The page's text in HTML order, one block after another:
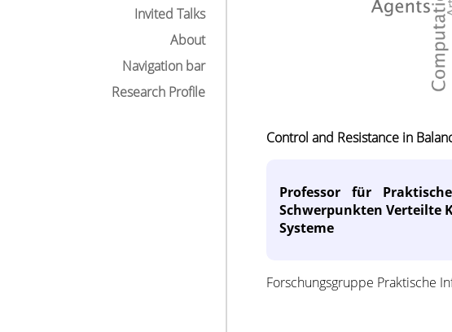
Invited Talks
About
Navigation bar
Research Profile
Control and Resistance in
Professor für
Schwerpunkten Verteilte
Systeme
Forschungsgruppe Praktische